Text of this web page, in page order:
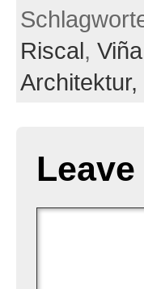
Riscal,
Architektur,